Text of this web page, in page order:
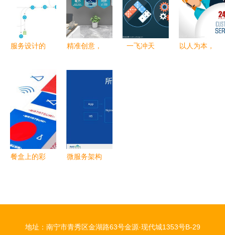
与服务
南
服务设计的
则 以人为
中心，塑造
无缝体验
精准创意，
标语设计服
一飞冲天
以人为本，
餐盒上的彩
验
微服务架构
地址：南宁市青秀区金湖路63号金源·现代城1353号B-29